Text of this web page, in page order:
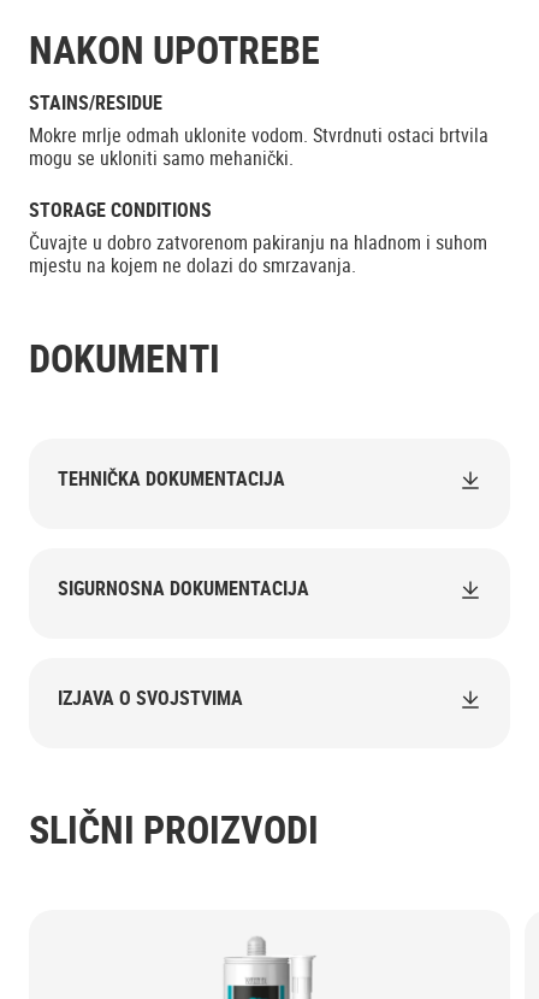
NAKON UPOTREBE
STAINS/RESIDUE
Mokre mrlje odmah uklonite vodom. Stvrdnuti ostaci brtvila
mogu se ukloniti samo mehanički.
STORAGE CONDITIONS
Čuvajte u dobro zatvorenom pakiranju na hladnom i suhom
mjestu na kojem ne dolazi do smrzavanja.
DOKUMENTI
TEHNIČKA DOKUMENTACIJA
SIGURNOSNA DOKUMENTACIJA
IZJAVA O SVOJSTVIMA
SLIČNI PROIZVODI